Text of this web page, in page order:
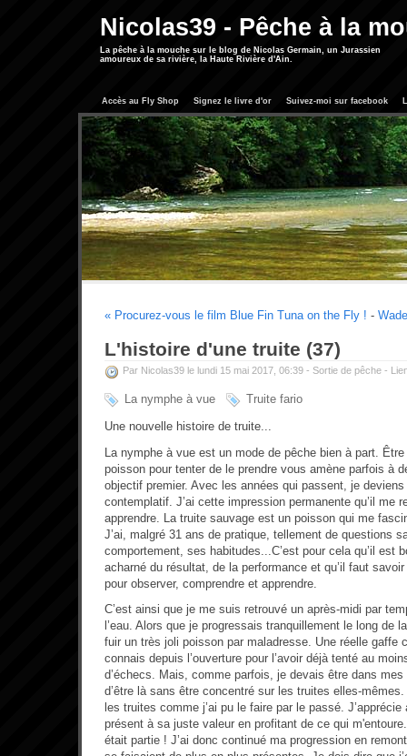
Nicolas39 - Pêche à la
La pêche à la mouche sur le blog de Nicolas Germain, un Jurassien
amoureux de sa rivière, la Haute Rivière d'Ain.
Accès au Fly Shop Signez le livre d'or Suivez-moi sur facebook
« Procurez-vous le film Blue Fin Tuna on the Fly ! -
L'histoire d'une truite (37)
Par Nicolas39 le lundi 15 mai 2017, 06:39 - Sortie de pêche -
La nymphe à vue
Truite fario
Une nouvelle histoire de truite...
La nymphe à vue est un mode de pêche bien à part.
poisson pour tenter de le prendre vous amène parfois à
objectif premier. Avec les années qui passent, je
contemplatif. J’ai cette impression permanente qu’il me
apprendre. La truite sauvage est un poisson qui me
J’ai, malgré 31 ans de pratique, tellement de questions
comportement, ses habitudes...C’est pour cela qu’il est
acharné du résultat, de la performance et qu’il faut
pour observer, comprendre et apprendre.
C’est ainsi que je me suis retrouvé un après-midi par
l’eau. Alors que je progressais tranquillement le long de
fuir un très joli poisson par maladresse. Une réelle gaffe
connais depuis l’ouverture pour l’avoir déjà tenté au
d’échecs. Mais, comme parfois, je devais être dans
d’être là sans être concentré sur les truites elles-
les truites comme j’ai pu le faire par le passé.
présent à sa juste valeur en profitant de ce qui
était partie ! J’ai donc continué ma progression en